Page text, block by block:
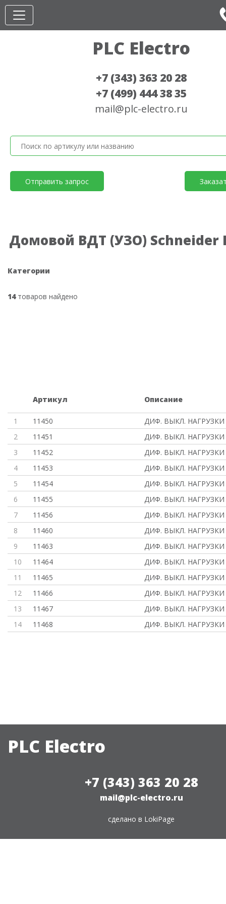
PLC Electro
+7 (343) 363 20 28
+7 (499) 444 38 35
mail@plc-electro.ru
Отправить запрос
Домовой ВДТ (УЗО) Schneider
Категории
14товаров найдено
Артикул Описание
1 11450
ДИФ. ВЫКЛ. НАГРУЗКИ
2
11451
ДИФ. ВЫКЛ. НАГРУЗКИ
3
11452
ДИФ. ВЫКЛ. НАГРУЗКИ
4
11453
ДИФ. ВЫКЛ. НАГРУЗКИ
5
11454
ДИФ. ВЫКЛ. НАГРУЗКИ
6
11455
ДИФ. ВЫКЛ. НАГРУЗКИ
7
11456
ДИФ. ВЫКЛ. НАГРУЗКИ
8
11460
ДИФ. ВЫКЛ. НАГРУЗКИ
9
11463
ДИФ. ВЫКЛ. НАГРУЗКИ
10
11464
ДИФ. ВЫКЛ. НАГРУЗКИ
11
11465
ДИФ. ВЫКЛ. НАГРУЗКИ
12
11466
ДИФ. ВЫКЛ. НАГРУЗКИ
13
11467
ДИФ. ВЫКЛ. НАГРУЗКИ
14
11468 ДИФ. ВЫКЛ. НАГРУЗКИ
PLC Electro
+7 (343) 363 20 28
mail@plc-electro.ru
сделано в LokiPage